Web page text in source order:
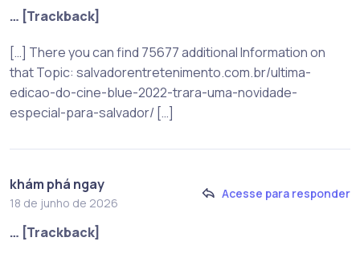
… [Trackback]
[…] There you can find 75677 additional Information on
that Topic: salvadorentretenimento.com.br/ultima-
edicao-do-cine-blue-2022-trara-uma-novidade-
especial-para-salvador/ […]
khám phá ngay
18 de junho de 2026
Acesse para responder
… [Trackback]